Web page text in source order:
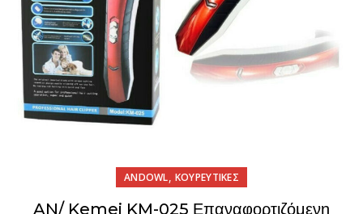
ANDOWL, ΚΟΥΡΕΥΤΙΚΕΣ
AN/ Kemei KM-025 Επαναφορτιζόμενη